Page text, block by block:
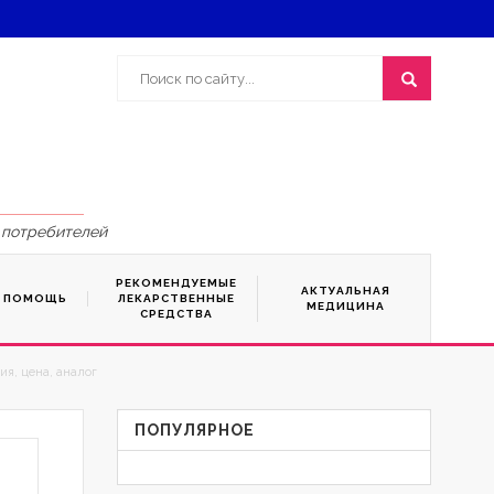
ПОМОЩЬ
РЕКОМЕНДУЕМЫЕ
ЛЕКАРСТВЕННЫЕ
СРЕДСТВА
АКТУАЛЬНАЯ
МЕДИЦИНА
цена, аналог
ПОПУЛЯРНОЕ